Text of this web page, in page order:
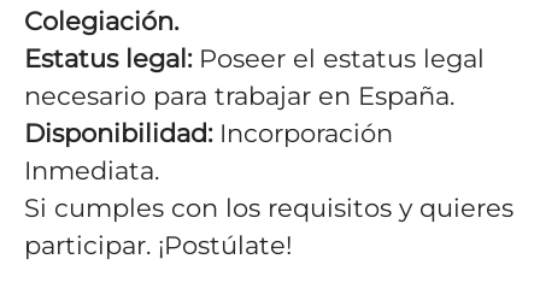
Colegiación.
Estatus legal:Poseer el estatus legal
necesario para trabajar en España.
Disponibilidad:Incorporación
Inmediata.
Si cumples con los requisitos y quieres
participar. ¡Postúlate!